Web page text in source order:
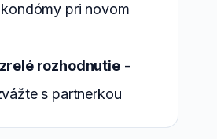
pri novom
rozhodnutie-
s partnerkou